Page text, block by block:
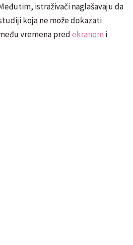
istraživači naglašavaju da
koja ne može dokazati
vremena predekranom i